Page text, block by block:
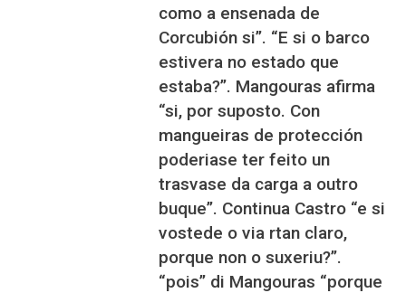
como a ensenada de
Corcubión si”. “E si o barco
estivera no estado que
estaba?”. Mangouras afirma
“si, por suposto. Con
mangueiras de protección
poderiase ter feito un
trasvase da carga a outro
buque”. Continua Castro “e si
vostede o via rtan claro,
porque non o suxeriu?”.
“pois” di Mangouras “porque